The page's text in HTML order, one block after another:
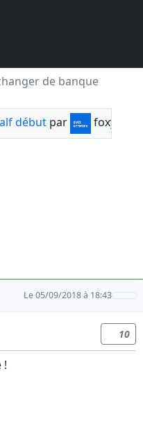
de banque
début par foxylabnyy
Le 05/09/2018 à 18:43
10
!